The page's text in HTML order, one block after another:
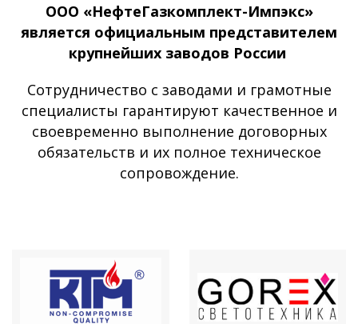
ООО «НефтеГазкомплект-Импэкс»
является официальным представителем
крупнейших заводов России
Сотрудничество с заводами и грамотные
специалисты гарантируют качественное и
своевременно выполнение договорных
обязательств и их полное техническое
сопровождение.